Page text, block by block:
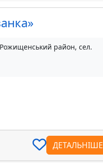
район, сел.
ДЕТАЛЬНІШЕ